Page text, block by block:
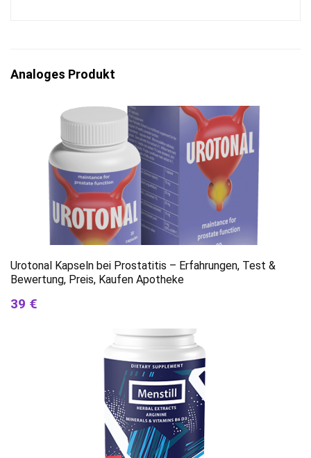
Analoges Produkt
Urotonal Kapseln bei Prostatitis – Erfahrungen, Test &
Bewertung, Preis, Kaufen Apotheke
39 €